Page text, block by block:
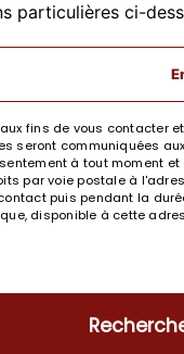
particulières ci-
fins de vous
seront communiquées
à tout moment
par voie postale à
puis pendant la
disponible à cette